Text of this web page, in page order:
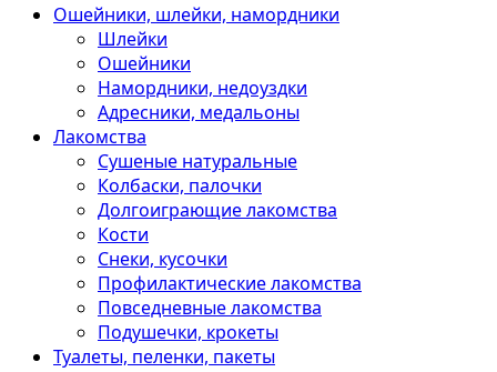
Ошейники, шлейки, намордники
Шлейки
Ошейники
Намордники, недоуздки
Адресники, медальоны
Лакомства
Сушеные натуральные
Колбаски, палочки
Долгоиграющие лакомства
Кости
Снеки, кусочки
Профилактические лакомства
Повседневные лакомства
Подушечки, крокеты
Туалеты, пеленки, пакеты